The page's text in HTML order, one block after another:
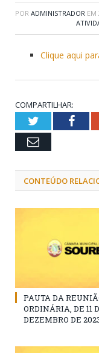
POR ADMINISTRADOR EM
Clique aqui
COMPARTILHAR:
Twitter
Email
CONTEÚDO
PAUTA DA
ORDINÁRIA, DE 11
DEZEMBRO DE